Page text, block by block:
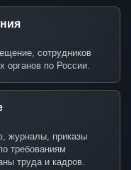
сотрудников
органов по России.
журналы, приказы
требованиям
труда и кадров.